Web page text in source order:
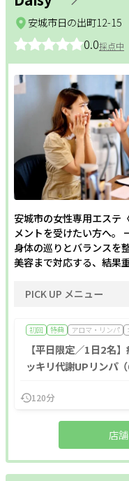
0.0採点中
安城市日の出町12-
安城市の女性専用エステ
メントを受けたい方へ。
身体の巡りとバランスを
美容まで対応する、結果
PICK UP メニュー
初回 特典 アロマ・リンパ
【平日限定／1日2名
ッキリ代謝UPリンパ（
120分
店